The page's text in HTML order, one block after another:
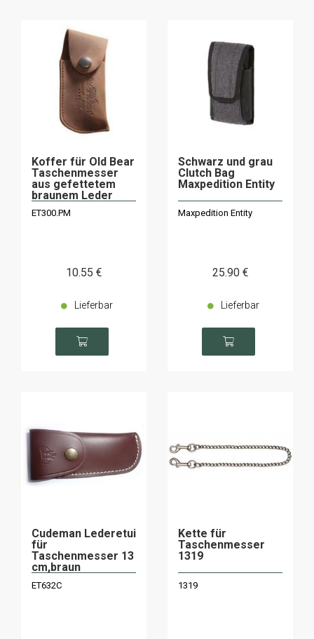
Koffer für Old Bear
Taschenmesser
aus gefettetem
braunem Leder
ET300.PM
10.55 €
Lieferbar
Schwarz und grau
Clutch Bag
Maxpedition Entity
Maxpedition Entity
25.90 €
Lieferbar
Cudeman Lederetui
für
Taschenmesser 13
cm,braun
ET632C
Kette für
Taschenmesser
1319
1319